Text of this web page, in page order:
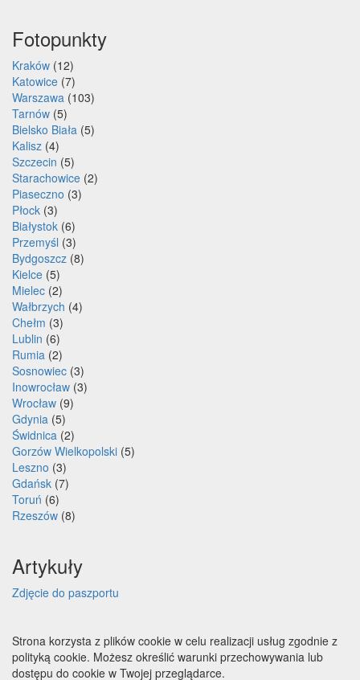
Fotopunkty
Kraków (12)
Katowice (7)
Warszawa (103)
Tarnów (5)
Bielsko Biała (5)
Kalisz (4)
Szczecin (5)
Starachowice (2)
Piaseczno (3)
Płock (3)
Białystok (6)
Przemyśl (3)
Bydgoszcz (8)
Kielce (5)
Mielec (2)
Wałbrzych (4)
Chełm (3)
Lublin (6)
Rumia (2)
Sosnowiec (3)
Inowrocław (3)
Wrocław (9)
Gdynia (5)
Świdnica (2)
Gorzów Wielkopolski (5)
Leszno (3)
Gdańsk (7)
Toruń (6)
Rzeszów (8)
Artykuły
Zdjęcie do paszportu
Strona korzysta z plików cookie w celu realizacji usług zgodnie z
polityką cookie. Możesz określić warunki przechowywania lub
dostępu do cookie w Twojej przeglądarce.